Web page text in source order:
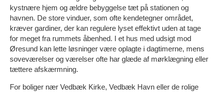
kystnære hjem og ældre bebyggelse tæt på stationen og
havnen. De store vinduer, som ofte kendetegner området,
kræver gardiner, der kan regulere lyset effektivt uden at tage
for meget fra rummets åbenhed. I et hus med udsigt mod
Øresund kan lette løsninger være oplagte i dagtimerne, mens
soveværelser og værelser ofte har glæde af mørklægning eller
tættere afskærmning.
For boliger nær Vedbæk Kirke, Vedbæk Havn eller de rolige